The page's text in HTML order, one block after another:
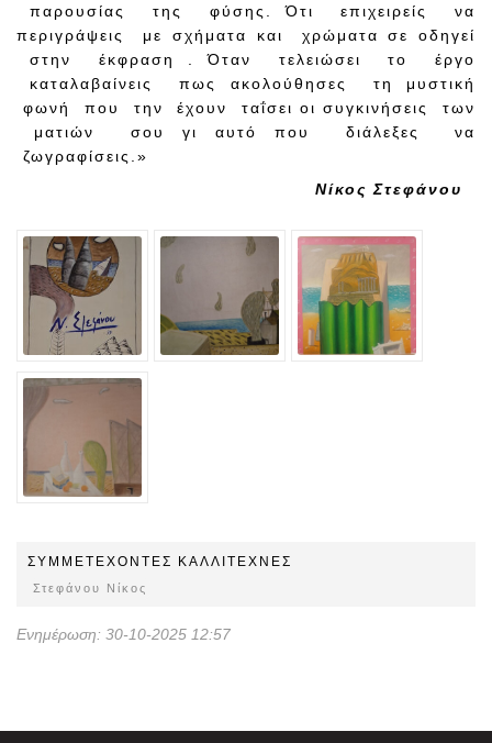
παρουσίας της φύσης. Ότι επιχειρείς να
περιγράψεις με σχήματα και χρώματα σε οδηγεί
στην έκφραση . Όταν τελειώσει το έργο
καταλαβαίνεις πως ακολούθησες τη μυστική
φωνή που την έχουν ταΐσει οι συγκινήσεις των
ματιών σου γι αυτό που διάλεξες να
ζωγραφίσεις.»
Νίκος Στεφάνου
ΣΥΜΜΕΤEΧOΝΤΕΣ ΚΑΛΛΙΤΕΧΝΕΣ
Στεφάνου Νίκος
Ενημέρωση: 30-10-2025 12:57